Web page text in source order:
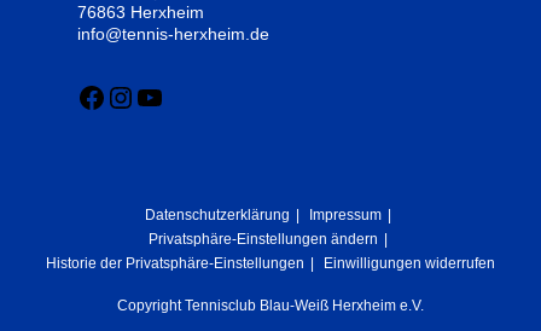
76863 Herxheim
info@tennis-herxheim.de
Datenschutzerklärung
Impressum
Privatsphäre-Einstellungen ändern
Historie der Privatsphäre-Einstellungen
Einwilligungen widerrufen
Copyright Tennisclub Blau-Weiß Herxheim e.V.